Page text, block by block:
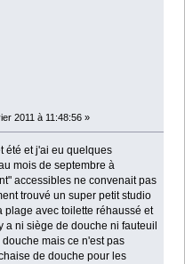
2011 à 11:48:56 »
été et j'ai eu quelques
mois de septembre à
accessibles ne convenait pas
trouvé un super petit studio
plage avec toilette réhaussé et
ni siège de douche ni fauteuil
mais ce n'est pas
de douche pour les